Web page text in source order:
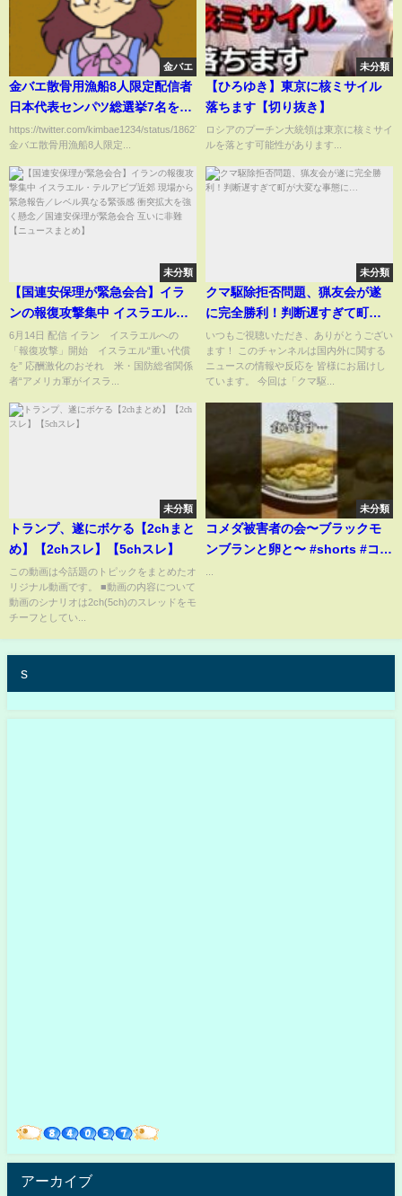
金バエ
金バエ散骨用漁船8人限定配信者
日本代表センパツ総選挙7名を発
表する、ユウノ 三杯目くん、せ
いZ、Q牧師。ヤミー ！はい、あ
と1名の席は誰の手に！キーパ森
崎君がいない・・ｗ残り1名残す
とこが騒動狙いだね！予想はグ
ミちゃんか金バエ将軍様へ高額
https://twitter.com/kimbae1234/status/1862784228183941325
金バエ散骨用漁船8人限定...
未分類
【ひろゆき】東京に核ミサイル
落ちます【切り抜き】
ロシアのプーチン大統領は東京に核ミサイ
ルを落とす可能性があります...
未分類
【国連安保理が緊急会合】イラ
ンの報復攻撃集中 イスラエル・
テルアビブ近郊 現場から緊急報
告／レベル異なる緊張感 衝突拡
大を強く懸念／国連安保理が緊
とめ】
6月14日 配信 イラン イスラエルへの
「報復攻撃」開始 イスラエル“重い代償
を” 応酬激化のおそれ 米・国防総省関係
者“アメリカ軍がイスラ...
未分類
クマ駆除拒否問題、猟友会が遂
に完全勝利！判断遅すぎて町が
大変な事態に…
いつもご視聴いただき、ありがとうござい
ます！ このチャンネルは国内外に関する
ニュースの情報や反応を 皆様にお届けし
ています。 今回は「クマ駆...
未分類
トランプ、遂にボケる【2chまと
め】【2chスレ】【5chスレ】
この動画は今話題のトピックをまとめたオ
リジナル動画です。 ■動画の内容について
動画のシナリオは2ch(5ch)のスレッドをモ
チーフとしてい...
未分類
コメダ被害者の会〜ブラックモ
ンブランと卵と〜 #shorts #コメ
s
アーカイブ